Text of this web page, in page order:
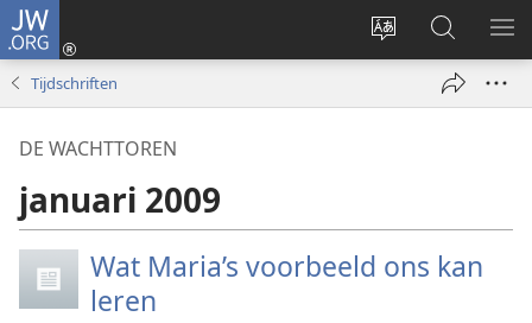
JW.ORG
Taal
wijzigen
Inloggen
(opent
Zoeken
op
JW.ORG
Tijdschriften
DE WACHTTOREN
januari 2009
Wat Maria’s voorbeeld ons kan
leren